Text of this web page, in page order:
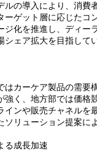
ルの導入により、消費
ーゲット層に応じたコ
ジ化を推進し、ディー
ェア拡大を目指して
はカーケア製品の需要
く、地方部では価格
インや販売チャネルを
リューション提案に
る成長加速